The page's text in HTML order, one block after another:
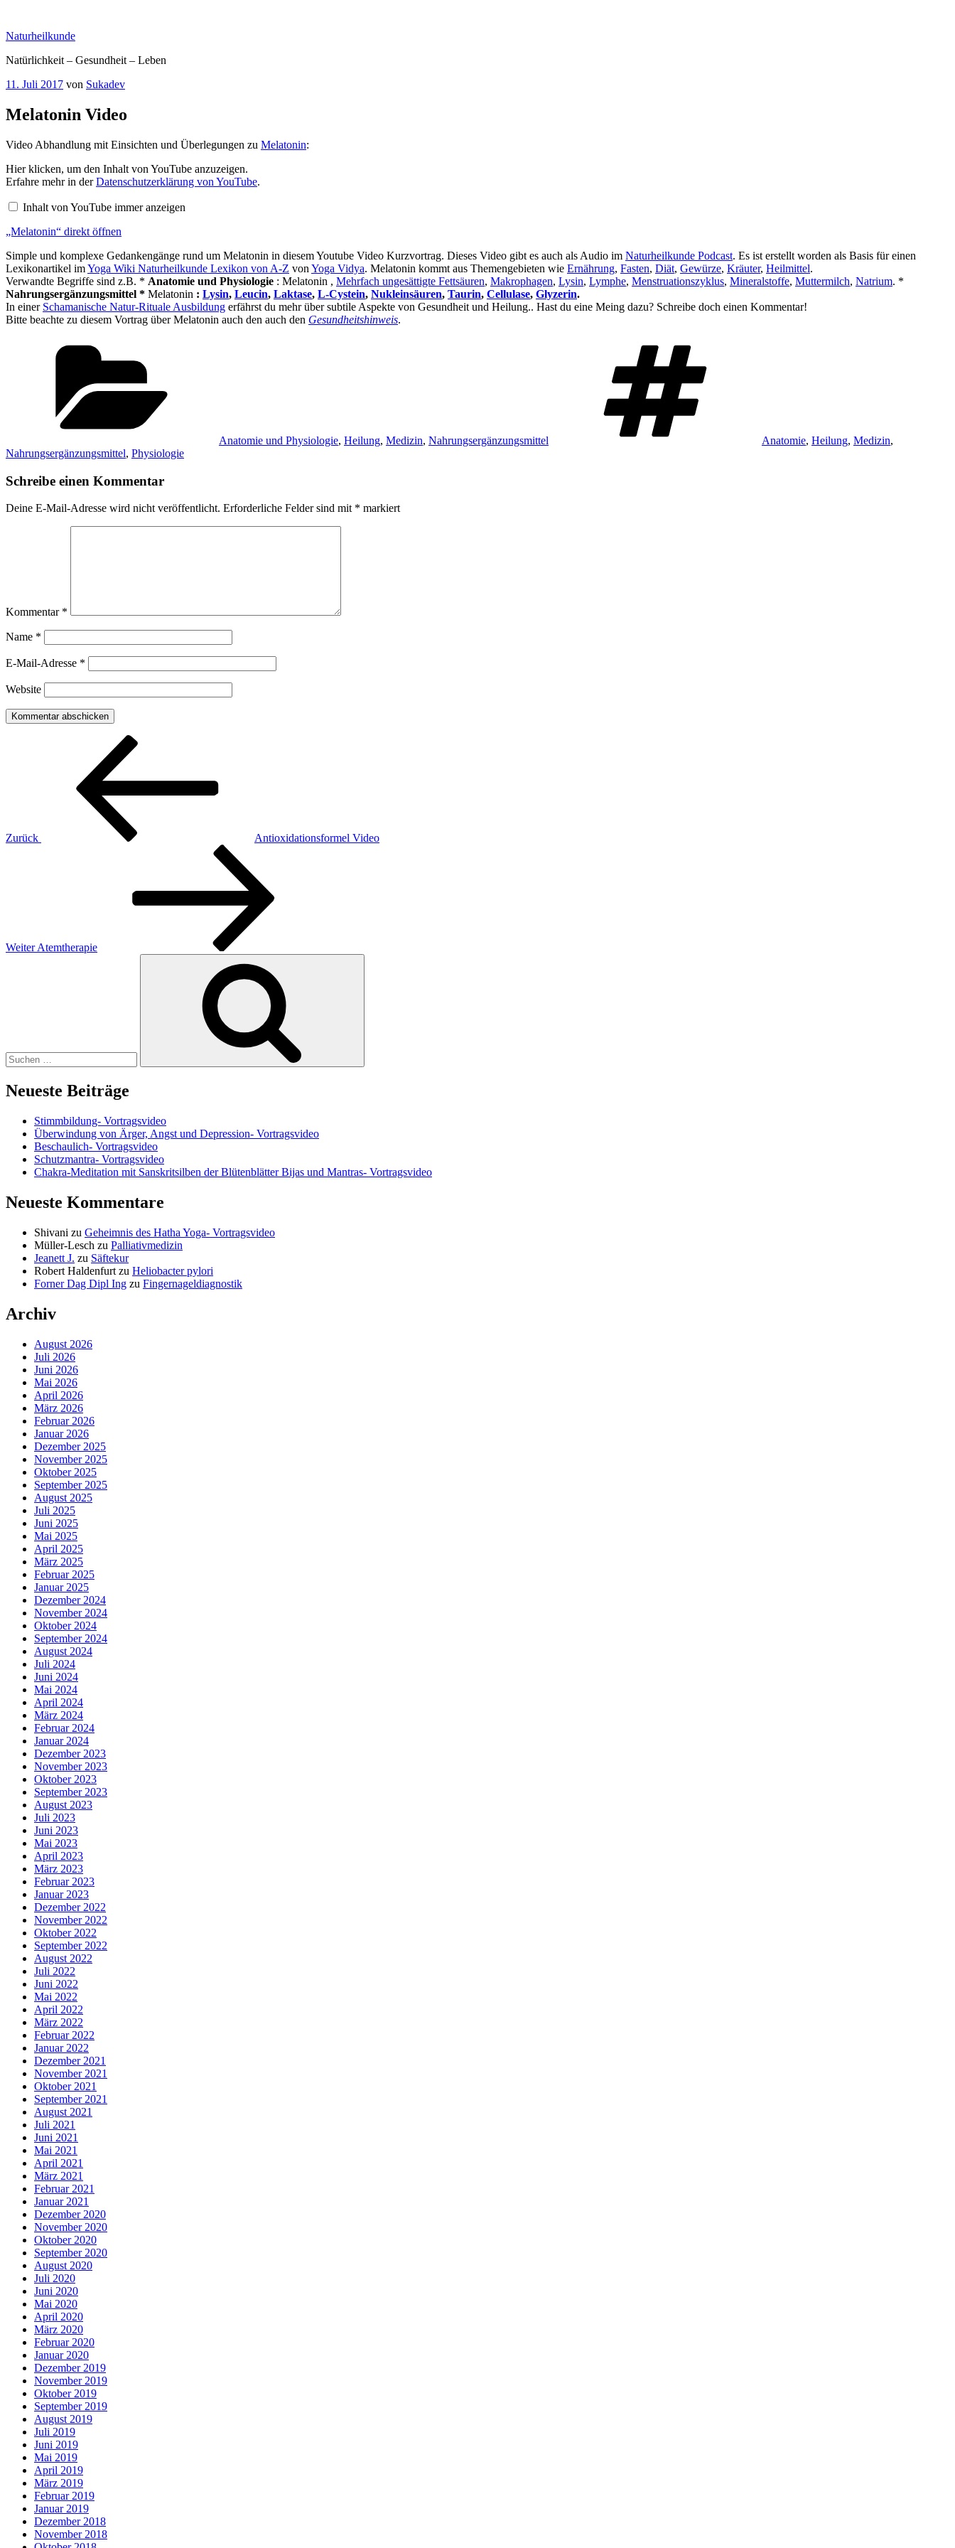
springen
Naturheilkunde
Natürlichkeit – Gesundheit – Leben
Veröffentlicht
11. Juli 2017 von Sukadev
Melatonin Video
Video Abhandlung mit Einsichten und Überlegungen zu Melatonin:
„Melatonin“
von
YouTube
Hier klicken, um den Inhalt von YouTube anzuzeigen.
Erfahre mehr in derDatenschutzerklärung von YouTube.
Inhalt von YouTube immer anzeigen
„Melatonin“ direkt öffnen
Simple und komplexe Gedankengänge rund um Melatonin in diesem Youtube Video Kurzvortrag. Dieses Video gibt es auch als Audio im Naturheilkunde Podcast. Es ist erstellt worden als Basis für einen
Lexikonartikel imYoga Wiki Naturheilkunde Lexikon von A-Z von Yoga Vidya. Melatonin kommt aus Themengebieten wie Ernährung, Fasten, Diät, Gewürze, Kräuter, Heilmittel.
Verwandte Begriffe sind z.B. * Anatomie und Physiologie : Melatonin , Mehrfach ungesättigte Fettsäuren, Makrophagen, Lysin, Lymphe, Menstruationszyklus, Mineralstoffe, Muttermilch, Natrium. *
Nahrungsergänzungsmittel * Melatonin : Lysin, Leucin, Laktase, L-Cystein, Nukleinsäuren, Taurin, Cellulase, Glyzerin.
In einer Schamanische Natur-Rituale Ausbildung erfährst du mehr über subtile Aspekte von Gesundheit und Heilung.. Hast du eine Meing dazu? Schreibe doch einen Kommentar!
Bitte beachte zu diesem Vortrag über Melatonin auch den auch den Gesundheitshinweis.
Anatomie und Physiologie, Heilung, Medizin, Nahrungsergänzungsmittel Anatomie, Heilung, Medizin,
Nahrungsergänzungsmittel, Physiologie
Schreibe einen Kommentar
Deine E-Mail-Adresse wird nicht veröffentlicht. Erforderliche Felder sind mit * markiert
Kommentar *
Name *
E-Mail-Adresse *
Website
Beitragsnavigation
Zurück
Antioxidationsformel Video
Weiter Atemtherapie
Neueste Beiträge
Stimmbildung- Vortragsvideo
Überwindung von Ärger, Angst und Depression- Vortragsvideo
Beschaulich- Vortragsvideo
Schutzmantra- Vortragsvideo
Chakra-Meditation mit Sanskritsilben der Blütenblätter Bijas und Mantras- Vortragsvideo
Neueste Kommentare
Shivani zu Geheimnis des Hatha Yoga- Vortragsvideo
Müller-Lesch zu Palliativmedizin
Jeanett J. zu Säftekur
Robert Haldenfurt zu Heliobacter pylori
Forner Dag Dipl Ing zu Fingernageldiagnostik
Archiv
August 2026
Juli 2026
Juni 2026
Mai 2026
April 2026
März 2026
Februar 2026
Januar 2026
Dezember 2025
November 2025
Oktober 2025
September 2025
August 2025
Juli 2025
Juni 2025
Mai 2025
April 2025
März 2025
Februar 2025
Januar 2025
Dezember 2024
November 2024
Oktober 2024
September 2024
August 2024
Juli 2024
Juni 2024
Mai 2024
April 2024
März 2024
Februar 2024
Januar 2024
Dezember 2023
November 2023
Oktober 2023
September 2023
August 2023
Juli 2023
Juni 2023
Mai 2023
April 2023
März 2023
Februar 2023
Januar 2023
Dezember 2022
November 2022
Oktober 2022
September 2022
August 2022
Juli 2022
Juni 2022
Mai 2022
April 2022
März 2022
Februar 2022
Januar 2022
Dezember 2021
November 2021
Oktober 2021
September 2021
August 2021
Juli 2021
Juni 2021
Mai 2021
April 2021
März 2021
Februar 2021
Januar 2021
Dezember 2020
November 2020
Oktober 2020
September 2020
August 2020
Juli 2020
Juni 2020
Mai 2020
April 2020
März 2020
Februar 2020
Januar 2020
Dezember 2019
November 2019
Oktober 2019
September 2019
August 2019
Juli 2019
Juni 2019
Mai 2019
April 2019
März 2019
Februar 2019
Januar 2019
Dezember 2018
November 2018